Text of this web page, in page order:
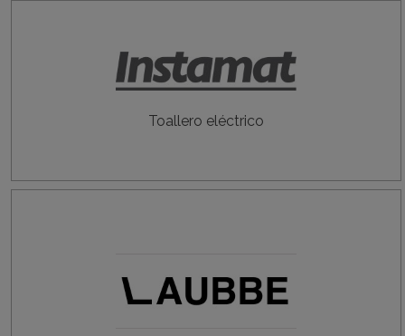
Toallero eléctrico